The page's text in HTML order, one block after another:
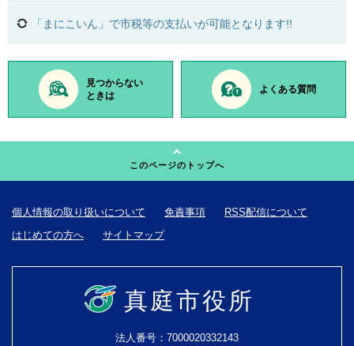
「まにこいん」で市税等の支払いが可能となります!!
見つからない
ときは
よくある質問
このページのトップへ
個人情報の取り扱いについて 免責事項
RSS配信について
はじめての方へ
サイトマップ
真庭市役所
法人番号：7000020332143